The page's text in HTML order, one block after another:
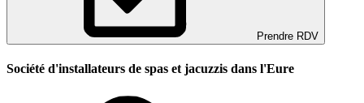
Prendre RDV
Société d'installateurs de spas et jacuzzis dans l'Eure